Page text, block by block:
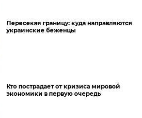
Пересекая границу: куда направляются
украинские беженцы
Кто пострадает от кризиса мировой
экономики в первую очередь